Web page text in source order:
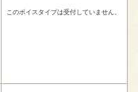
このボイスタイプは受付していません。